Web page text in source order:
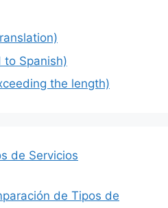
to Spanish)
the length)
de Servicios
de Tipos de